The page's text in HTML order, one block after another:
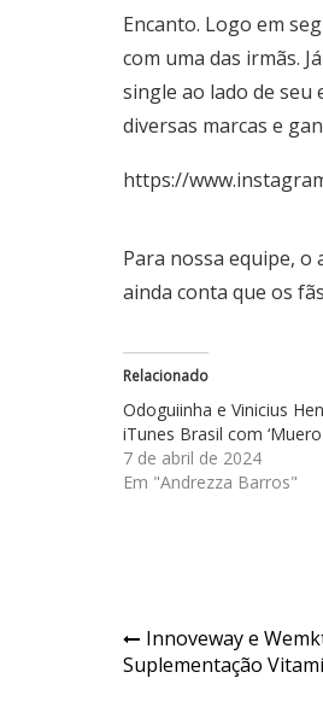
Encanto. Logo em
com uma das irmãs.
single ao lado de
diversas marcas e
https://
Para nossa equipe,
ainda conta que os
Relacionado
Odoguiinha e Vinicius
iTunes Brasil com
7 de abril de 2024
Em "Andrezza Barros"
Navegação
de
Innoveway e
Suplementação